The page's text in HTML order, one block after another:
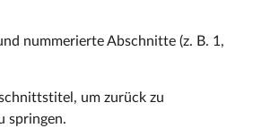
nummerierte Abschnitte (z. B. 1,
um zurück zu
springen.